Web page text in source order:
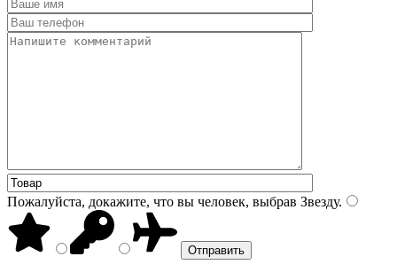
Пожалуйста, докажите, что вы человек, выбрав Звезду.